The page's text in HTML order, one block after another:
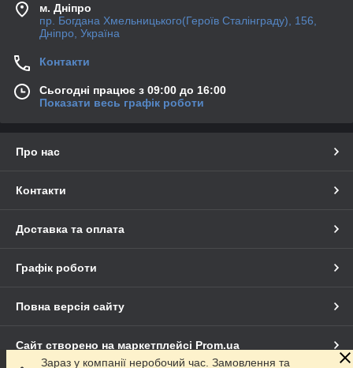
м. Дніпро
пр. Богдана Хмельницького(Героїв Сталінграду), 156,
Дніпро, Україна
Контакти
Сьогодні працює з 09:00 до 16:00
Показати весь графік роботи
Про нас
Контакти
Доставка та оплата
Графік роботи
Повна версія сайту
Сайт створено на маркетплейсі Prom.ua
Зараз у компанії неробочий час. Замовлення та